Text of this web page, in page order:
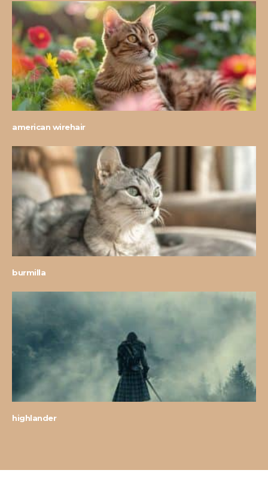
american wirehair
burmilla
highlander